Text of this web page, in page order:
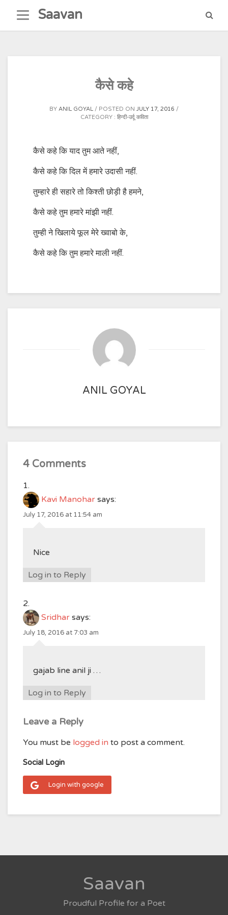
content
Saavan
कैसे कहे
BY ANIL GOYAL POSTED ON JULY 17, 2016
CATEGORY : हिन्दी-उर्दू कविता
कैसे कहे कि याद तुम आते नहीं,
कैसे कहे कि दिल में हमारे उदासी नहीं.
तुम्हारे ही सहारे तो किश्ती छोड़ी है हमने,
कैसे कहे तुम हमारे मांझी नहीं.
तुम्ही ने खिलाये फूल मेरे ख्वाबो के,
कैसे कहे कि तुम हमारे माली नहीं.
ANIL GOYAL
4 Comments
Kavi Manohar says:
July 17, 2016 at 11:54 am
Nice
Log in to Reply
Sridhar says:
July 18, 2016 at 7:03 am
gajab line anil ji …
Log in to Reply
Leave a Reply
You must be logged in to post a comment.
Social Login
Login with google
Saavan
Proudful Profile for a Poet